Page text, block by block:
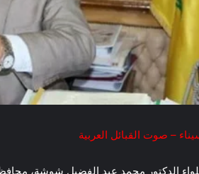
– صوت القبائل العربية
الدكتور محمد عبد الفضيل شوشة،